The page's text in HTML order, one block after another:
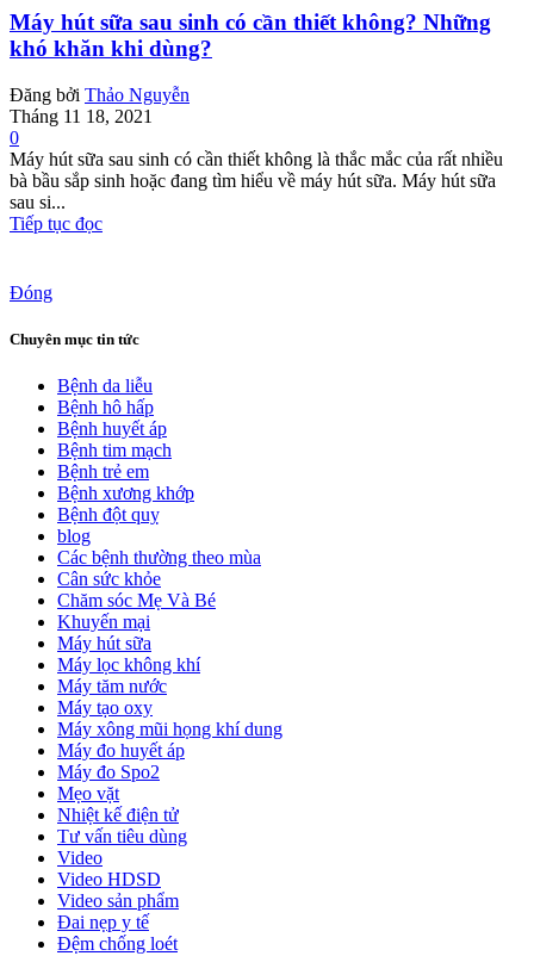
Máy hút sữa sau sinh có cần thiết không? Những
khó khăn khi dùng?
Đăng bởi Thảo Nguyễn
Tháng 11 18, 2021
0
Máy hút sữa sau sinh có cần thiết không là thắc mắc của rất nhiều
bà bầu sắp sinh hoặc đang tìm hiểu về máy hút sữa. Máy hút sữa
sau si...
Tiếp tục đọc
Đóng
Chuyên mục tin tức
Bệnh da liễu
Bệnh hô hấp
Bệnh huyết áp
Bệnh tim mạch
Bệnh trẻ em
Bệnh xương khớp
Bệnh đột quỵ
blog
Các bệnh thường theo mùa
Cân sức khỏe
Chăm sóc Mẹ Và Bé
Khuyến mại
Máy hút sữa
Máy lọc không khí
Máy tăm nước
Máy tạo oxy
Máy xông mũi họng khí dung
Máy đo huyết áp
Máy đo Spo2
Mẹo vặt
Nhiệt kế điện tử
Tư vấn tiêu dùng
Video
Video HDSD
Video sản phẩm
Đai nẹp y tế
Đệm chống loét